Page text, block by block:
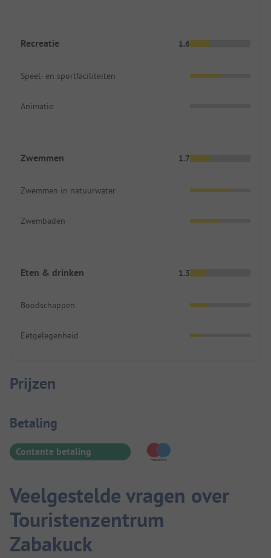
Recreatie 1.6
Speel- en sportfaciliteiten
Animatie
Zwemmen 1.7
Zwemmen in natuurwater
Zwembaden
Eten & drinken 1.3
Boodschappen
Eetgelegenheid
Prijzen
Betaalinformatie
Betaling
Contante betaling
Veelgestelde vragen over
Touristenzentrum
Zabakuck